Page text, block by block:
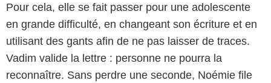
Pour cela, elle se fait passer pour une adolescente
en grande difficulté, en changeant son écriture et en
utilisant des gants afin de ne pas laisser de traces.
Vadim valide la lettre : personne ne pourra la
reconnaître. Sans perdre une seconde, Noémie file